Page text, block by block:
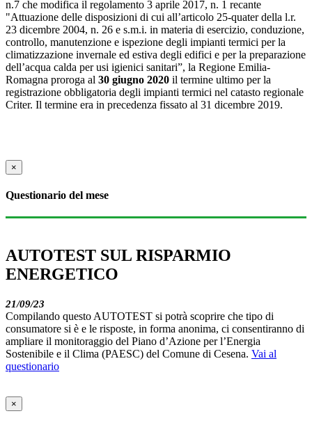
n.7 che modifica il regolamento 3 aprile 2017, n. 1 recante
"Attuazione delle disposizioni di cui all’articolo 25-quater della l.r.
23 dicembre 2004, n. 26 e s.m.i. in materia di esercizio, conduzione,
controllo, manutenzione e ispezione degli impianti termici per la
climatizzazione invernale ed estiva degli edifici e per la preparazione
dell’acqua calda per usi igienici sanitari”, la Regione Emilia-
Romagna proroga al 30 giugno 2020 il termine ultimo per la
registrazione obbligatoria degli impianti termici nel catasto regionale
Criter. Il termine era in precedenza fissato al 31 dicembre 2019.
×
Questionario del mese
AUTOTEST SUL RISPARMIO
ENERGETICO
21/09/23
Compilando questo AUTOTEST si potrà scoprire che tipo di
consumatore si è e le risposte, in forma anonima, ci consentiranno di
ampliare il monitoraggio del Piano d’Azione per l’Energia
Sostenibile e il Clima (PAESC) del Comune di Cesena. Vai al
questionario
×